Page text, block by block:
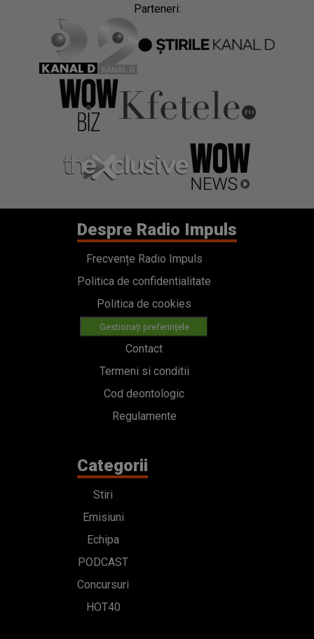
Parteneri:
Despre Radio Impuls
Frecvențe Radio Impuls
Politica de confidentialitate
Politica de cookies
Gestionați preferințele
Contact
Termeni si conditii
Cod deontologic
Regulamente
Categorii
Stiri
Emisiuni
Echipa
PODCAST
Concursuri
HOT40